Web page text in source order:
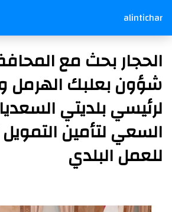
alintichar
الحجار بحث مع
شؤون بعلبك الهرمل
لرئيسي بلديتي
السعي لتأمين التمويل
للعمل البلدي